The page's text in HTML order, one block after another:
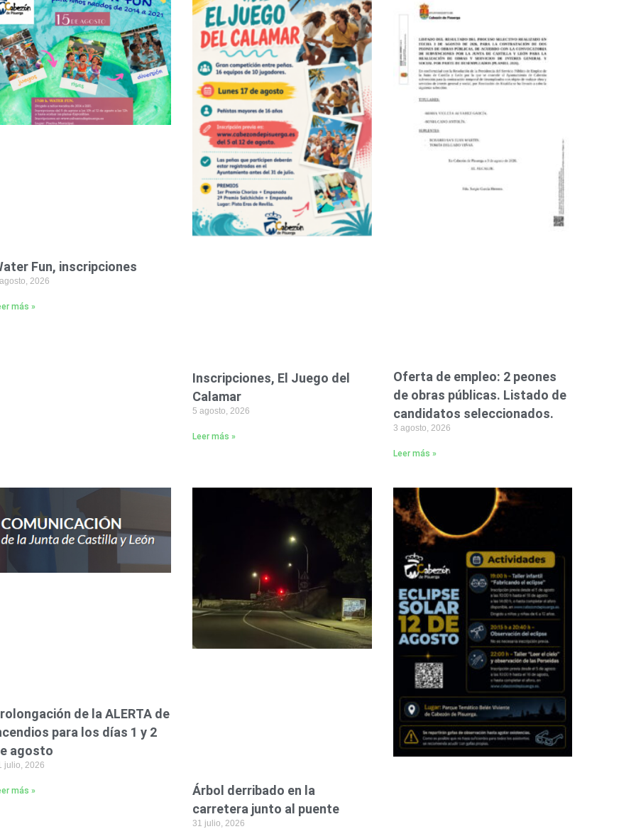
Fun, inscripciones
2026
más »
Inscripciones, El Juego del
Calamar
5 agosto, 2026
Leer más »
Oferta de empleo: 2 peones
de obras públicas. Listado de
candidatos seleccionados.
3 agosto, 2026
Leer más »
de la ALERTA de
para los días 1 y 2
agosto
julio, 2026
más »
Árbol derribado en la
carretera junto al puente
31 julio, 2026